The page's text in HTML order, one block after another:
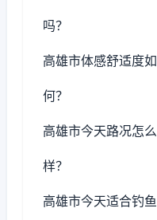
吗？
高雄市体感舒适度如
何？
高雄市今天路况怎么
样？
高雄市今天适合钓鱼